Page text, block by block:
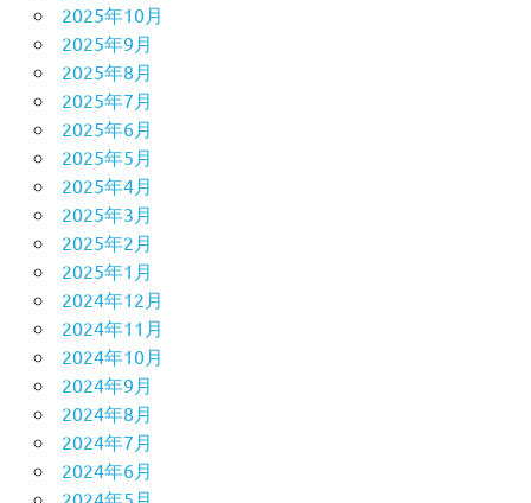
2025年10月
2025年9月
2025年8月
2025年7月
2025年6月
2025年5月
2025年4月
2025年3月
2025年2月
2025年1月
2024年12月
2024年11月
2024年10月
2024年9月
2024年8月
2024年7月
2024年6月